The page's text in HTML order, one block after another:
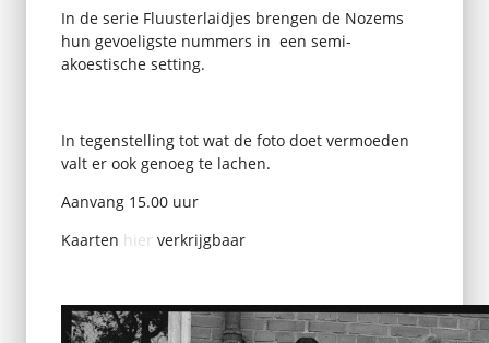
In de serie Fluusterlaidjes brengen de Nozems
hun gevoeligste nummers in een semi-
akoestische setting.
In tegenstelling tot wat de foto doet vermoeden
valt er ook genoeg te lachen.
Aanvang 15.00 uur
Kaarten hier verkrijgbaar